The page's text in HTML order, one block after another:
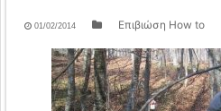
01/02/2014 Επιβιώση How to